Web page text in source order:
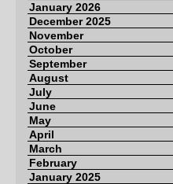
January 2026
December 2025
November
October
September
August
July
June
May
April
March
February
January 2025